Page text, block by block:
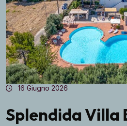
16 Giugno 2026
Splendida